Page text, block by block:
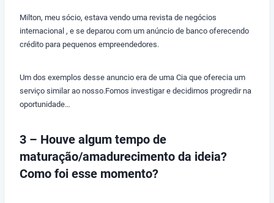
Milton, meu sócio, estava vendo uma revista de negócios
internacional , e se deparou com um anúncio de banco oferecendo
crédito para pequenos empreendedores.
Um dos exemplos desse anuncio era de uma Cia que oferecia um
serviço similar ao nosso.Fomos investigar e decidimos progredir na
oportunidade…
3 – Houve algum tempo de
maturação/amadurecimento da ideia?
Como foi esse momento?